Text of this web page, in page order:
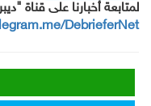
لمتابعة أخبارنا على قناة
DebrieferNet